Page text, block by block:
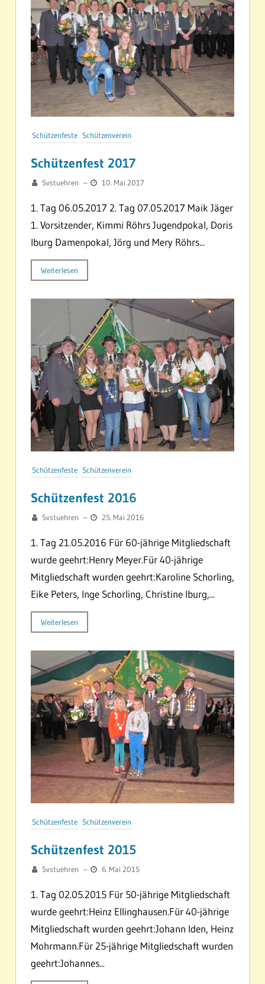
Schützenfeste Schützenverein
Schützenfest 2017
Svstuehren – 10. Mai 2017
1. Tag 06.05.2017 2. Tag 07.05.2017 Maik Jäger
1. Vorsitzender, Kimmi Röhrs Jugendpokal, Doris
Iburg Damenpokal, Jörg und Mery Röhrs...
Weiterlesen
Schützenfeste Schützenverein
Schützenfest 2016
Svstuehren – 25. Mai 2016
1. Tag 21.05.2016 Für 60-jährige Mitgliedschaft
wurde geehrt:Henry Meyer.Für 40-jährige
Mitgliedschaft wurden geehrt:Karoline Schorling,
Eike Peters, Inge Schorling, Christine Iburg,...
Weiterlesen
Schützenfeste Schützenverein
Schützenfest 2015
Svstuehren – 6. Mai 2015
1. Tag 02.05.2015 Für 50-jährige Mitgliedschaft
wurde geehrt:Heinz Ellinghausen.Für 40-jährige
Mitgliedschaft wurden geehrt:Johann Iden, Heinz
Mohrmann.Für 25-jährige Mitgliedschaft wurden
geehrt:Johannes...